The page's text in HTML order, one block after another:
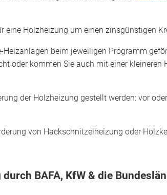
eine Holzheizung um einen zinsgünstigen
beim jeweiligen Programm
oder kommen Sie auch mit einer kleineren
der Holzheizung gestellt werden: vor
von Hackschnitzelheizung oder
BAFA, KfW & die